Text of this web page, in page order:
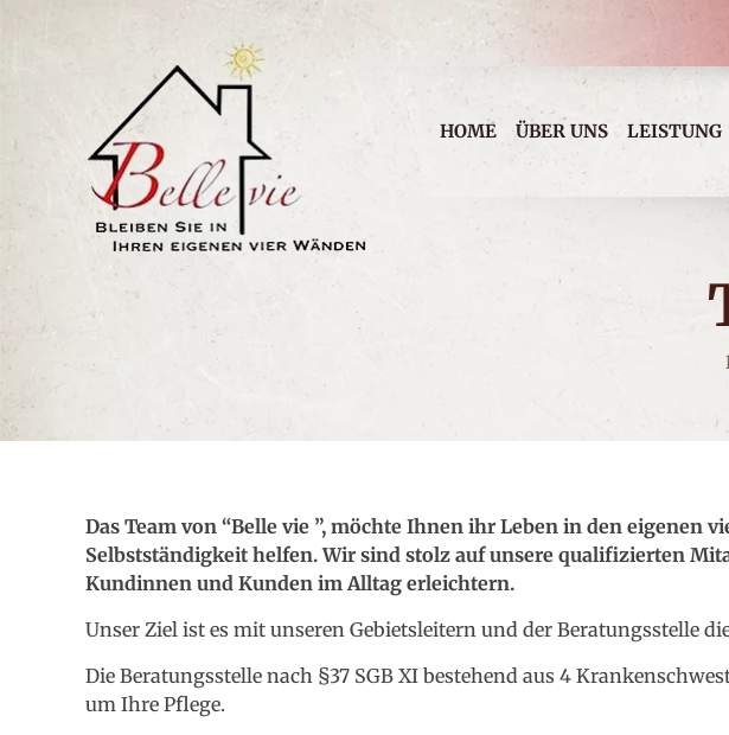
HOME ÜBER UNS LEISTUNG
Das Team von “Belle vie ”, möchte Ihnen ihr Leben in den
Selbstständigkeit helfen. Wir sind stolz auf unsere qualifizierten
Kundinnen und Kunden im Alltag erleichtern.
Unser Ziel ist es mit unseren Gebietsleitern und der Beratungsstelle
Die Beratungsstelle nach §37 SGB XI bestehend aus 4
um Ihre Pflege.
Datenschutz